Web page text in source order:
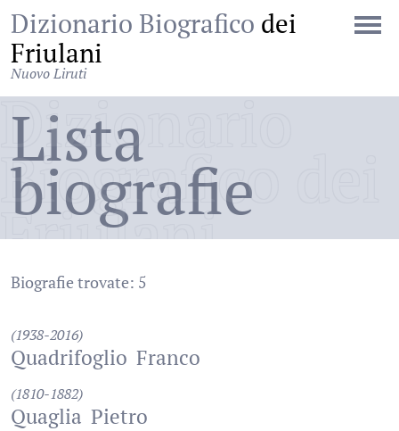
Dizionario Biografico dei
Friulani
Nuovo Liruti
Dizionario
Biografico dei
Friulani
Lista
biografie
Biografie trovate: 5
(1938-2016)
Quadrifoglio Franco
(1810-1882)
Quaglia Pietro